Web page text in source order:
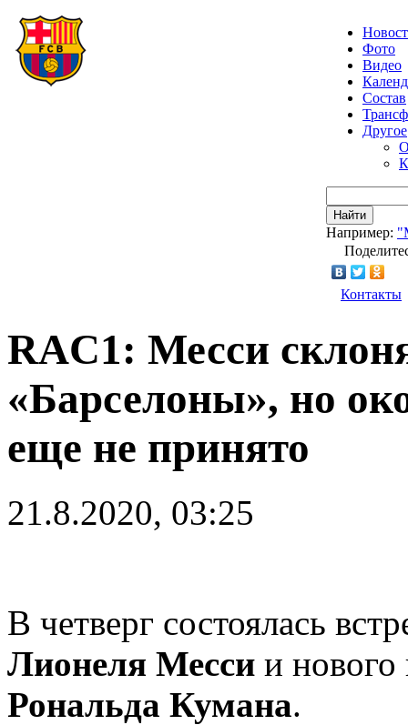
Фото
Видео
Состав
Другое
Найти
Например:
Контакты
RAC1: Месси
«Барселоны», но
еще не принято
21.8.2020, 03:25
В четверг состоялась
Лионеля Месси и нового
Рональда Кумана.